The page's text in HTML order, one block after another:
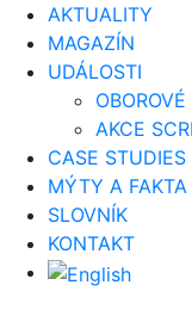
AKTUALITY
MAGAZÍN
UDÁLOSTI
AKCE
CASE STUDIES
MÝTY A
SLOVNÍK
KONTAKT